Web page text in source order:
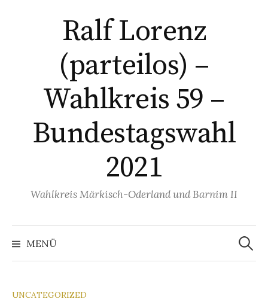
Ralf Lorenz
(parteilos) –
Wahlkreis 59 –
Bundestagswahl
2021
Wahlkreis Märkisch-Oderland und Barnim II
MENÜ
Suchen
nach:
UNCATEGORIZED